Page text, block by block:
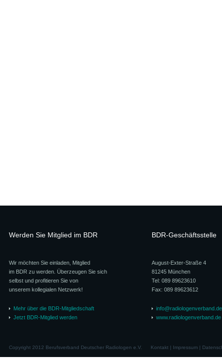
Werden Sie Mitglied im BDR
Wir möchten Sie einladen, Mitglied
im BDR zu werden. Überzeugen Sie sich
selbst und profitieren Sie von
unserem kollegialen Netzwerk!
Mehr über die BDR-Mitgliedschaft
Jetzt BDR-Mitglied werden
BDR-Geschäftsstelle
August-Exter-Straße 4
81245 München
Tel: 089 89623610
Fax: 089 89623612
info@radiologenverband.de
www.radiologenverband.de
Copyright 2012 Berufsverband Deutscher Radiologen e.V. Kontakt| Impressum|